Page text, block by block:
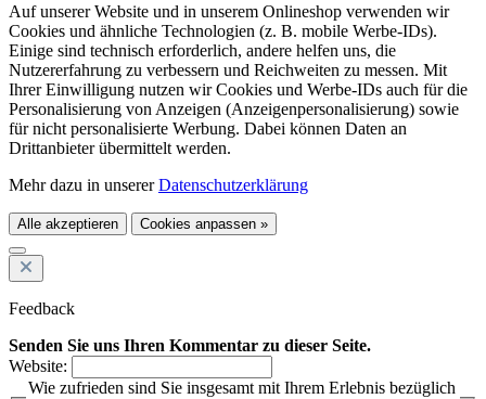
Auf unserer Website und in unserem Onlineshop verwenden wir
Cookies und ähnliche Technologien (z. B. mobile Werbe-IDs).
Einige sind technisch erforderlich, andere helfen uns, die
Nutzererfahrung zu verbessern und Reichweiten zu messen. Mit
Ihrer Einwilligung nutzen wir Cookies und Werbe-IDs auch für die
Personalisierung von Anzeigen (Anzeigenpersonalisierung) sowie
für nicht personalisierte Werbung. Dabei können Daten an
Drittanbieter übermittelt werden.
Mehr dazu in unsererDatenschutzerklärung
Alle akzeptieren Cookies anpassen »
Feedback
Senden Sie uns Ihren Kommentar zu dieser Seite.
Website:
Wie zufrieden sind Sie insgesamt mit Ihrem Erlebnis bezüglich